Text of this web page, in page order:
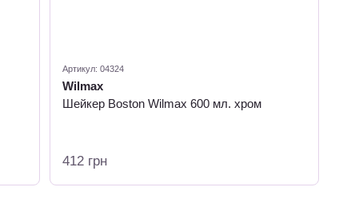
Артикул: 04324
Wilmax
Шейкер Boston Wilmax 600 мл. хром
412 грн